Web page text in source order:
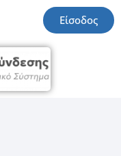
Είσοδος